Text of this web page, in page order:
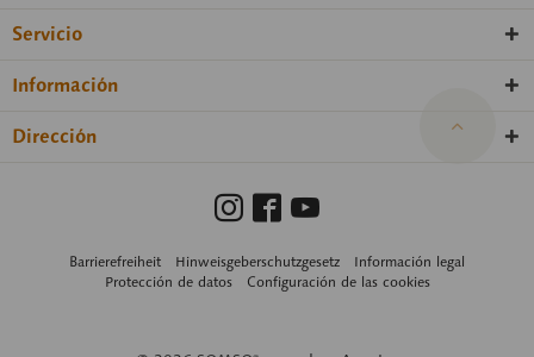
Servicio
Información
Dirección
Barrierefreiheit Hinweisgeberschutzgesetz
Información legal
Protección de datos
Configuración de las cookies